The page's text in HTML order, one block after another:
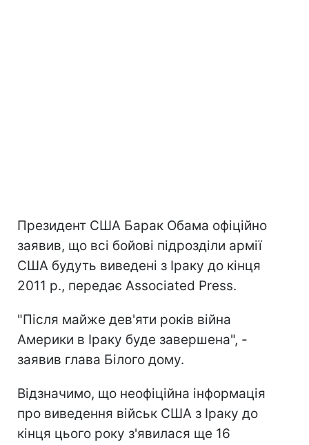
Президент США Барак Обама офіційно
заявив, що всі бойові підрозділи армії
США будуть виведені з Іраку до кінця
2011 р., передає Associated Press.
"Після майже дев'яти років війна
Америки в Іраку буде завершена", -
заявив глава Білого дому.
Відзначимо, що неофіційна інформація
про виведення військ США з Іраку до
кінця цього року з'явилася ще 16